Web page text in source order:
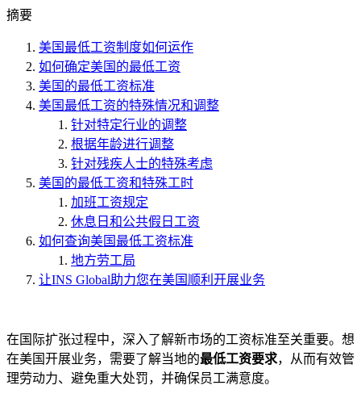
摘要
美国最低工资制度如何运作
如何确定美国的最低工资
美国的最低工资标准
美国最低工资的特殊情况和调整
针对特定行业的调整
根据年龄进行调整
针对残疾人士的特殊考虑
美国的最低工资和特殊工时
加班工资规定
休息日和公共假日工资
如何查询美国最低工资标准
地方劳工局
让INS Global助力您在美国顺利开展业务
在国际扩张过程中，深入了解新市场的工资标准至关重要。想
在美国开展业务，需要了解当地的最低工资要求，从而有效管
理劳动力、避免重大处罚，并确保员工满意度。